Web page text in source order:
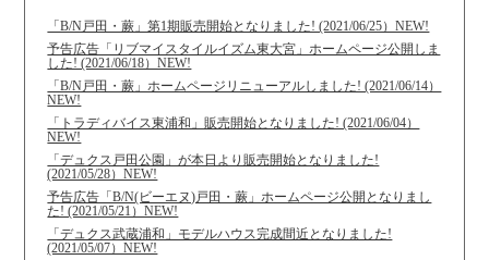
「B/N戸田・蕨」第1期販売開始となりました! (2021/06/25）NEW!
予告広告「リブマイスタイルイズム東大宮」ホームページ公開しま
した! (2021/06/18）NEW!
「B/N戸田・蕨」ホームページリニューアルしました! (2021/06/14）
NEW!
「トラディバイス東浦和」販売開始となりました! (2021/06/04）
NEW!
「デュクス戸田公園」が本日より販売開始となりました!
(2021/05/28）NEW!
予告広告「B/N(ビーエヌ)戸田・蕨」ホームページ公開となりまし
た! (2021/05/21）NEW!
「デュクス武蔵浦和」モデルハウス完成間近となりました!
(2021/05/07）NEW!